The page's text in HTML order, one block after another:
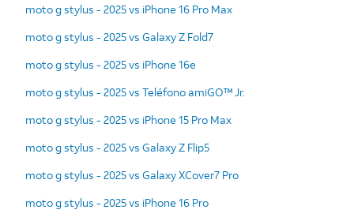
moto g stylus - 2025 vs iPhone 16 Pro Max
moto g stylus - 2025 vs Galaxy Z Fold7
moto g stylus - 2025 vs iPhone 16e
moto g stylus - 2025 vs Teléfono amiGO™ Jr.
moto g stylus - 2025 vs iPhone 15 Pro Max
moto g stylus - 2025 vs Galaxy Z Flip5
moto g stylus - 2025 vs Galaxy XCover7 Pro
moto g stylus - 2025 vs iPhone 16 Pro